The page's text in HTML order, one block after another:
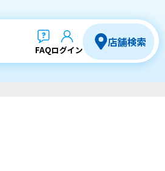
FAQログイン
店舗検索